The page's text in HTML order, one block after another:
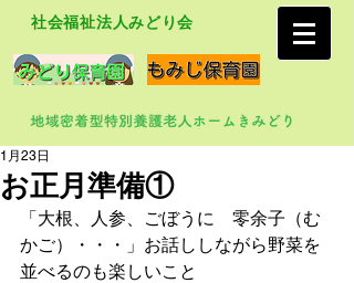
社会福祉法人みどり会
お正月準備①
1月23日
「大根、人参、ごぼうに　零余子（む
かご）・・・」お話ししながら野菜を
並べるのも楽しいこと